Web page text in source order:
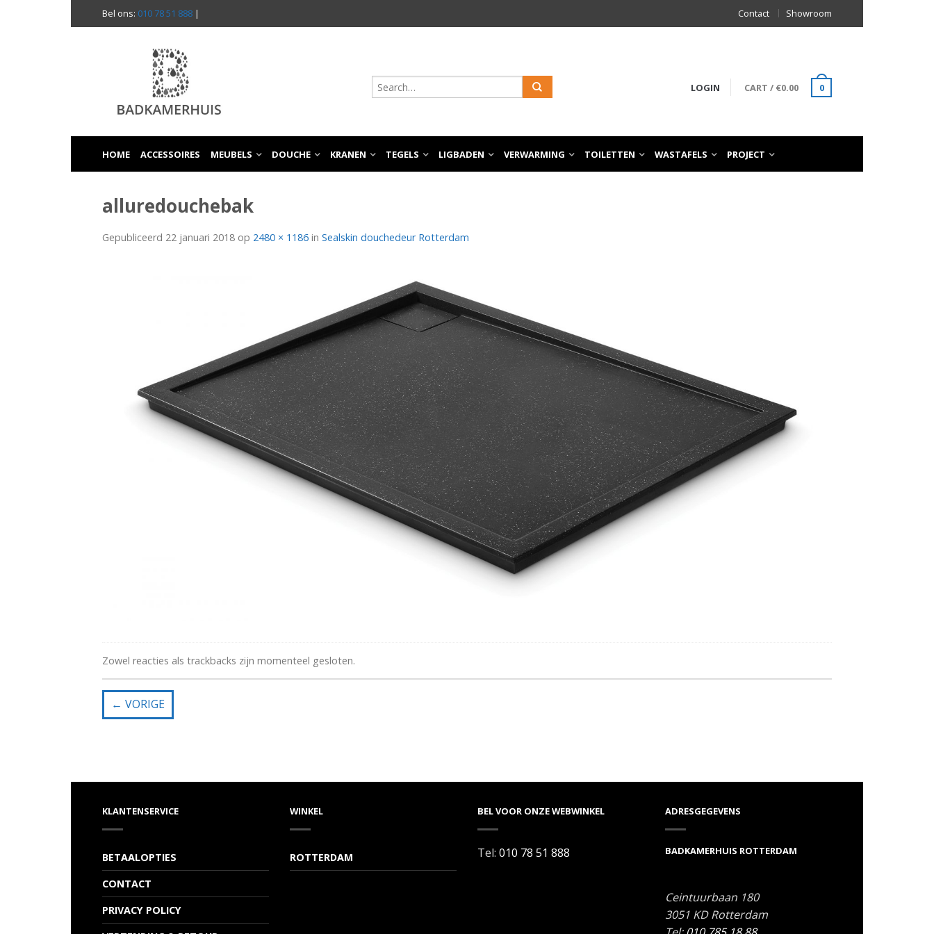
Bel ons: 010 78 51 888 | Contact Showroom
LOGIN CART / €0.00 0
HOME ACCESSOIRES MEUBELS DOUCHE KRANEN TEGELS LIGBADEN VERWARMING TOILETTEN WASTAFELS PROJECT
alluredouchebak
Gepubliceerd 22 januari 2018 op 2480 × 1186 in Sealskin douchedeur Rotterdam
Zowel reacties als trackbacks zijn momenteel gesloten.
← VORIGE
KLANTENSERVICE
BETAALOPTIES
CONTACT
PRIVACY POLICY
WINKEL
ROTTERDAM
BEL VOOR ONZE WEBWINKEL
Tel: 010 78 51 888
ADRESGEGEVENS
BADKAMERHUIS ROTTERDAM
Ceintuurbaan 180
3051 KD Rotterdam